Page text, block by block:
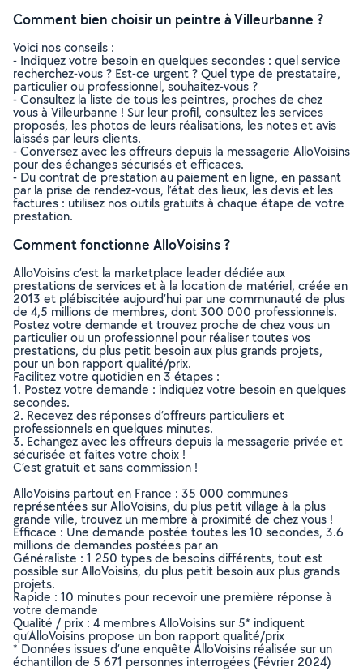
Comment bien choisir un peintre à Villeurbanne ?
Voici nos conseils :
- Indiquez votre besoin en quelques secondes : quel service
recherchez-vous ? Est-ce urgent ? Quel type de prestataire,
particulier ou professionnel, souhaitez-vous ?
- Consultez la liste de tous les peintres, proches de chez
vous à Villeurbanne ! Sur leur profil, consultez les services
proposés, les photos de leurs réalisations, les notes et avis
laissés par leurs clients.
- Conversez avec les offreurs depuis la messagerie AlloVoisins
pour des échanges sécurisés et efficaces.
- Du contrat de prestation au paiement en ligne, en passant
par la prise de rendez-vous, l’état des lieux, les devis et les
factures : utilisez nos outils gratuits à chaque étape de votre
prestation.
Comment fonctionne AlloVoisins ?
AlloVoisins c’est la marketplace leader dédiée aux
prestations de services et à la location de matériel, créée en
2013 et plébiscitée aujourd’hui par une communauté de plus
de 4,5 millions de membres, dont 300 000 professionnels.
Postez votre demande et trouvez proche de chez vous un
particulier ou un professionnel pour réaliser toutes vos
prestations, du plus petit besoin aux plus grands projets,
pour un bon rapport qualité/prix.
Facilitez votre quotidien en 3 étapes :
1. Postez votre demande : indiquez votre besoin en quelques
secondes.
2. Recevez des réponses d’offreurs particuliers et
professionnels en quelques minutes.
3. Echangez avec les offreurs depuis la messagerie privée et
sécurisée et faites votre choix !
C’est gratuit et sans commission !
AlloVoisins partout en France : 35 000 communes
représentées sur AlloVoisins, du plus petit village à la plus
grande ville, trouvez un membre à proximité de chez vous !
Efficace : Une demande postée toutes les 10 secondes, 3.6
millions de demandes postées par an
Généraliste : 1 250 types de besoins différents, tout est
possible sur AlloVoisins, du plus petit besoin aux plus grands
projets.
Rapide : 10 minutes pour recevoir une première réponse à
votre demande
Qualité / prix : 4 membres AlloVoisins sur 5* indiquent
qu’AlloVoisins propose un bon rapport qualité/prix
* Données issues d’une enquête AlloVoisins réalisée sur un
échantillon de 5 671 personnes interrogées (Février 2024)